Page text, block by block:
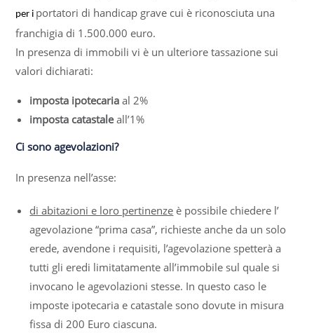
per i portatori di handicap grave cui è riconosciuta una
franchigia di 1.500.000 euro.
In presenza di immobili vi è un ulteriore tassazione sui
valori dichiarati:
imposta ipotecariaal 2%
imposta catastaleall’1%
Ci sonoagevolazioni?
In presenza nell’asse:
di abitazioni e loro pertinenze è possibile chiedere l’
agevolazione “prima casa”, richieste anche da un solo
erede, avendone i requisiti, l’agevolazione spetterà a
tutti gli eredi limitatamente all’immobile sul quale si
invocano le agevolazioni stesse. In questo caso le
imposte ipotecaria e catastale sono dovute in misura
fissa di 200 Euro ciascuna.